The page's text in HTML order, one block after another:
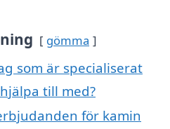
gömma
som är specialiserat
till med?
för kamin